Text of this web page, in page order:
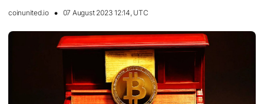
coinunited.io 07 August 2023 12:14, UTC